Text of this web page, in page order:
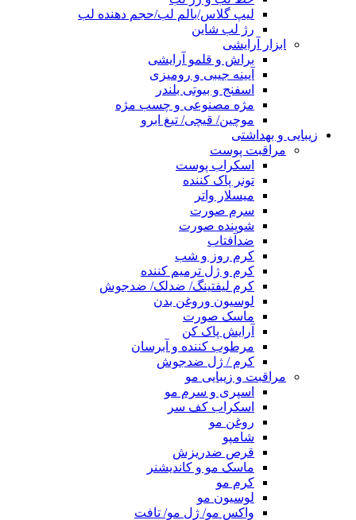
لیپ گلاس/بالم لب/حجم دهنده لب
رژ لب شاین
ابزار آرایشی
براش و قلمو آرایشی
آیینه جیبی و رومیزی
اسفنج و بیوتی بلندر
مژه مصنوعی و چسب مژه
موچین/ قیچی/ تیغ ابرو
زیبایی و بهداشتی
مراقبت پوست
اسکراب پوست
تونر پاک کننده
میسلار واتر
سرم صورت
شوینده صورت
ضدآفتاب
کرم روز و شب
کرم و ژل ترمیم کننده
کرم لیفتینگ/ ضدلک/ ضدجوش
لوسیون وروغن بدن
ماسک صورت
آرایش پاک کن
مرطوب کننده و آبرسان
کرم / ژل ضدجوش
مراقبت و زیبایی مو
اسپری و سرم مو
اسکراب کف سر
روغن مو
شامپو
قرص ضدریزش
ماسک مو و کاندیشنر
کرم مو
لوسیون مو
واکس مو/ ژل مو/ تافت